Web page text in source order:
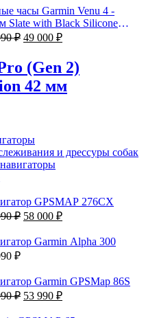
составляла
132
292 ₽.
75
990 ₽.
часы Garmin Venu 4 -
Slate with Black Silicone
and Brown Leather Band
₽ Первоначальная
составляла
84
990 ₽.
49 000 ₽Текущая
49
000 ₽.
(Gen 2)
42 мм
и дрессуры собак
GPSMAP 276CX
₽ Первоначальная
составляла
79
58 000 ₽Текущая
58
Garmin Alpha 300
₽
Garmin GPSMap 86S
₽ Первоначальная
53 990 ₽Текущая